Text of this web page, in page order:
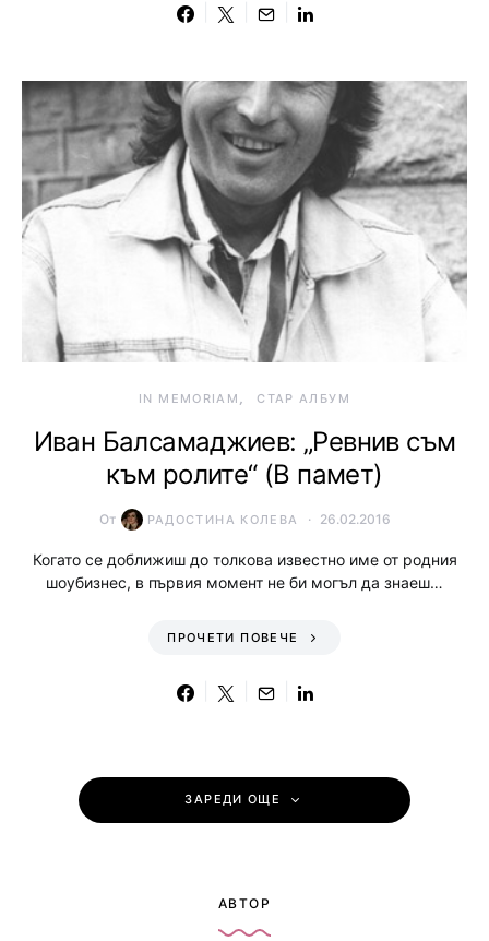
IN MEMORIAM СТАР АЛБУМ
Иван Балсамаджиев: „Ревнив съм
към ролите“ (В памет)
От РАДОСТИНА КОЛЕВА 26.02.2016
Когато се доближиш до толкова известно име от родния
шоубизнес, в първия момент не би могъл да знаеш…
ПРОЧЕТИ ПОВЕЧЕ
ЗАРЕДИ ОЩЕ
АВТОР